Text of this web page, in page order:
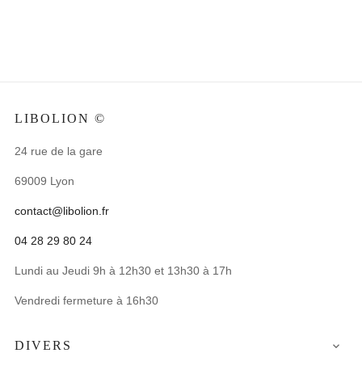
LIBOLION ©
24 rue de la gare
69009 Lyon
contact@libolion.fr
04 28 29 80 24
Lundi au Jeudi 9h à 12h30 et 13h30 à 17h
Vendredi fermeture à 16h30
DIVERS 